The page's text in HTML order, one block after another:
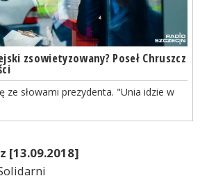
zsowietyzowany? Poseł Chruszcz
ze słowami prezydenta. "Unia idzie w
[13.09.2018]